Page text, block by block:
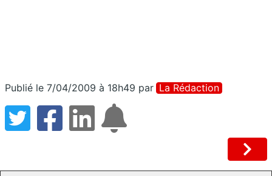
Publié le 7/04/2009 à 18h49 par La Rédaction